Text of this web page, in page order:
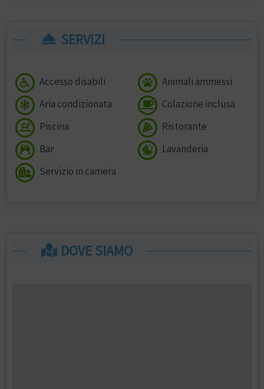
SERVIZI
Accesso disabili
Animali ammessi
Aria condizionata
Colazione inclusa
Piscina
Ristorante
Bar
Lavanderia
Servizio in camera
DOVE SIAMO